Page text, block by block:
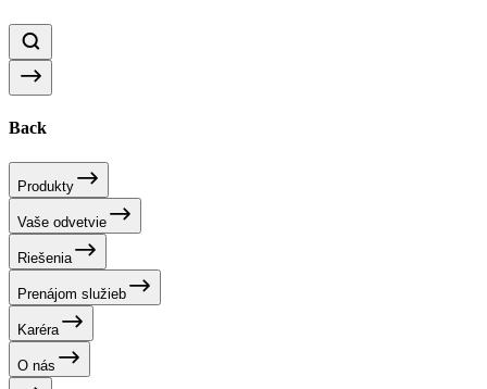
Back
Produkty
Vaše odvetvie
Riešenia
Prenájom služieb
Karéra
O nás